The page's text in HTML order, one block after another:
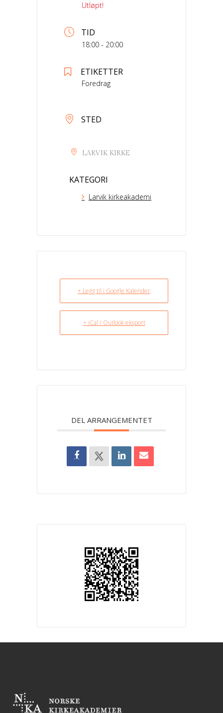
Utløpt!
TID
18:00 - 20:00
ETIKETTER
Foredrag
STED
LARVIK KIRKE
KATEGORI
Larvik kirkeakademi
+ Legg til i Google Kalender
+ iCal / Outlook eksport
DEL ARRANGEMENTET